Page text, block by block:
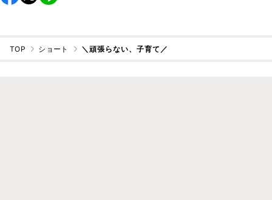
TOP ショート ＼頑張らない、子育て／